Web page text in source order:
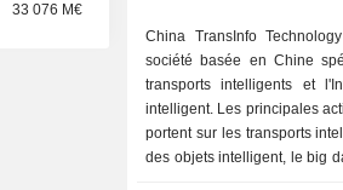
33 076 M€
China TransInfo
société basée en Chine
transports intelligents et
intelligent. Les principales
portent sur les transports
des objets intelligent, le big